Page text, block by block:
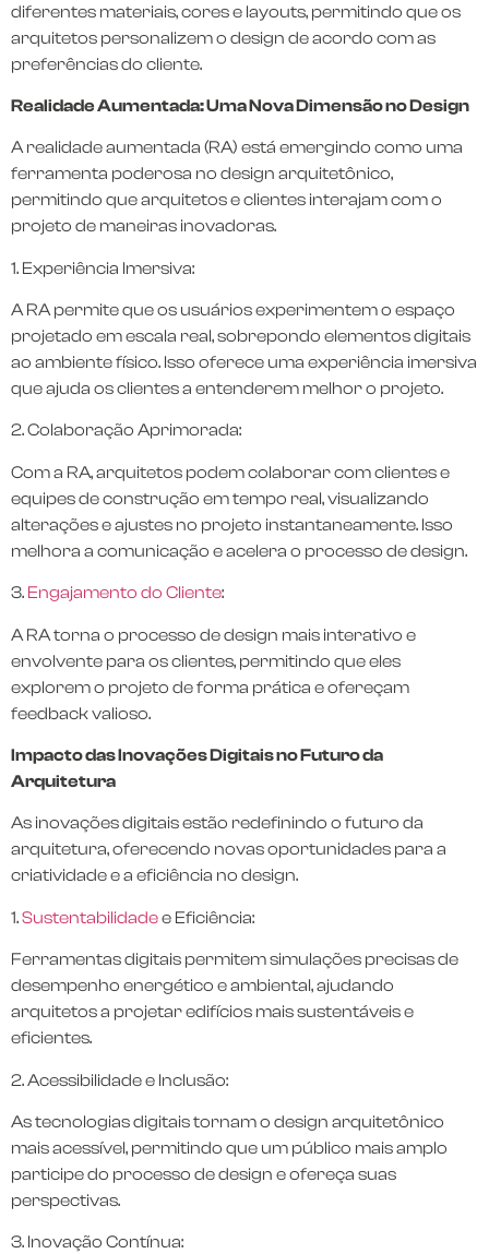
diferentes materiais, cores e layouts, permitindo que os
arquitetos personalizem o design de acordo com as
preferências do cliente.
Realidade Aumentada: Uma Nova Dimensão no Design
A realidade aumentada (RA) está emergindo como uma
ferramenta poderosa no design arquitetônico,
permitindo que arquitetos e clientes interajam com o
projeto de maneiras inovadoras.
1. Experiência Imersiva:
A RA permite que os usuários experimentem o espaço
projetado em escala real, sobrepondo elementos digitais
ao ambiente físico. Isso oferece uma experiência imersiva
que ajuda os clientes a entenderem melhor o projeto.
2. Colaboração Aprimorada:
Com a RA, arquitetos podem colaborar com clientes e
equipes de construção em tempo real, visualizando
alterações e ajustes no projeto instantaneamente. Isso
melhora a comunicação e acelera o processo de design.
3. Engajamento do Cliente:
A RA torna o processo de design mais interativo e
envolvente para os clientes, permitindo que eles
explorem o projeto de forma prática e ofereçam
feedback valioso.
Impacto das Inovações Digitais no Futuro da
Arquitetura
As inovações digitais estão redefinindo o futuro da
arquitetura, oferecendo novas oportunidades para a
criatividade e a eficiência no design.
1.Sustentabilidadee Eficiência:
Ferramentas digitais permitem simulações precisas de
desempenho energético e ambiental, ajudando
arquitetos a projetar edifícios mais sustentáveis e
eficientes.
2. Acessibilidade e Inclusão:
As tecnologias digitais tornam o design arquitetônico
mais acessível, permitindo que um público mais amplo
participe do processo de design e ofereça suas
perspectivas.
3. Inovação Contínua: